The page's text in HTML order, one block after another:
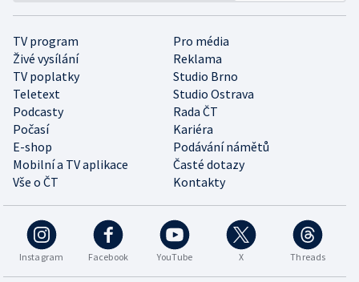
TV program
Pro média
Živé vysílání
Reklama
TV poplatky
Studio Brno
Teletext
Studio Ostrava
Podcasty
Rada ČT
Počasí
Kariéra
E-shop
Podávání námětů
Mobilní a TV aplikace
Časté dotazy
Vše o ČT
Kontakty
Instagram Facebook YouTube X Threads